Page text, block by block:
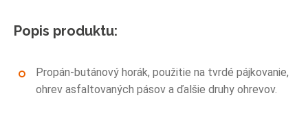
Popis produktu:
Propán-butánový horák, použitie na tvrdé pájkovanie,
ohrev asfaltovaných pásov a ďalšie druhy ohrevov.